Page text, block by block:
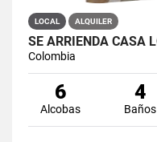
LOCAL ALQUILER
Colombia
6
Alcobas
4
Baños